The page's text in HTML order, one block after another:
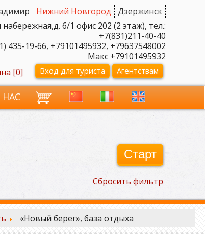
Дзержинск
Нижний Новгород
6/1 офис 202 (2 этаж), тел.:
+7(831)211-40-40
435-19-66, +79101495932, +79637548002
Макс +79101495932
[0] Вход для туриста Агентствам
Старт
Сбросить фильтр
«Новый берег», база отдыха